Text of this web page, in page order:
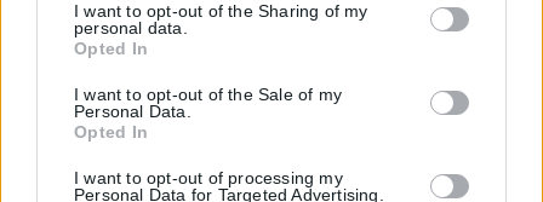
but not limited to your visit or usage behaviour. You may
click to grant or deny consent to Google and its third-party
tags to use your data for below specified purposes in below
Google consent section.
I want to opt-out of the Sharing of my
personal data.
Opted In
I want to opt-out of the Sale of my
Personal Data.
Opted In
I want to opt-out of processing my
Personal Data for Targeted Advertising.